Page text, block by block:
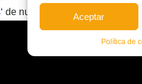
Aceptar
Política de
‘ de nuestra web.